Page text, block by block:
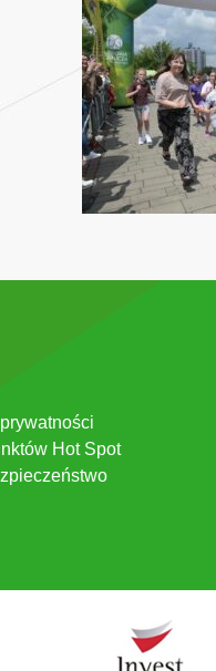
Hot Spot